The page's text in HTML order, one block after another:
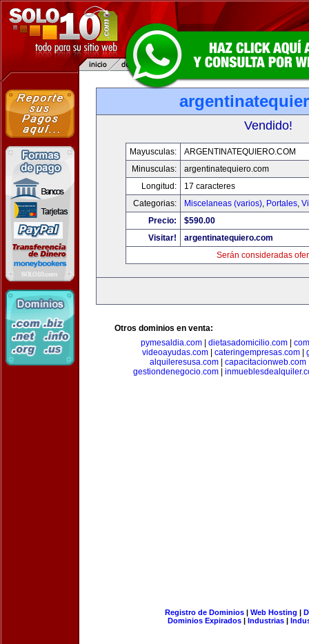
Vendido!
Mayusculas:
ARGENTINATEQUIERO.COM
Minusculas:
argentinatequiero.com
Longitud:
17 caracteres
Categorias:
Miscelaneas (varios), Portales,
Precio:
$590.00
Visitar!
argentinatequiero.com
Serán consideradas
Otros dominios en venta:
pymesaldia.com| dietasadomicilio.com|
videoayudas.com| cateringempresas.com|
alquileresusa.com
capacitacionweb.com
gestiondenegocio.com|
Registro de Dominios| Web Hosting |
Dominios Expirados | Industrias |